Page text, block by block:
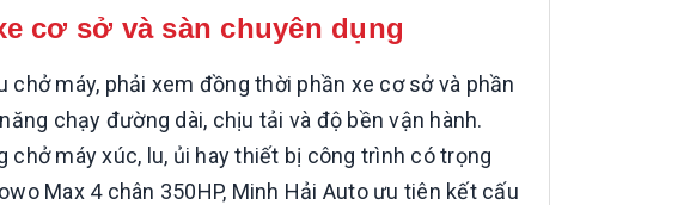
cơ sở và sàn chuyên dụng
máy, phải xem đồng thời phần xe cơ sở và phần
chạy đường dài, chịu tải và độ bền vận hành.
máy xúc, lu, ủi hay thiết bị công trình có trọng
Max 4 chân 350HP, Minh Hải Auto ưu tiên kết cấu